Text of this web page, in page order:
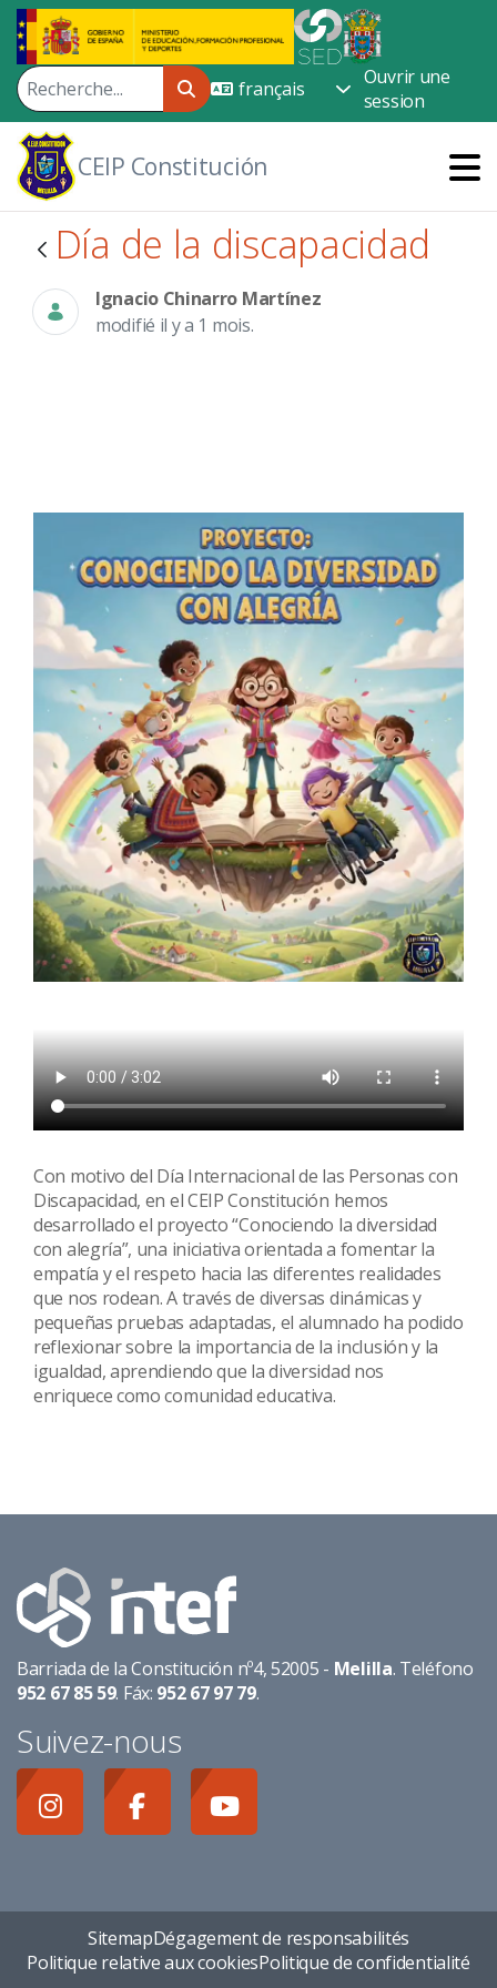
Saut au contenu principal
Ouvrir une
session
CEIP Constitución
Día de la discapacidad
Ignacio Chinarro Martínez
modifié il y a 1 mois.
Con motivo del Día Internacional de las Personas con
Discapacidad, en el CEIP Constitución hemos
desarrollado el proyecto “Conociendo la diversidad
con alegría”, una iniciativa orientada a fomentar la
empatía y el respeto hacia las diferentes realidades
que nos rodean. A través de diversas dinámicas y
pequeñas pruebas adaptadas, el alumnado ha podido
reflexionar sobre la importancia de la inclusión y la
igualdad, aprendiendo que la diversidad nos
enriquece como comunidad educativa.
Barriada de la Constitución nº4, 52005 - Melilla. Teléfono
952 67 85 59. Fáx: 952 67 97 79.
Suivez-nous
SitemapDégagement de responsabilités
Politique relative aux cookiesPolitique de confidentialité